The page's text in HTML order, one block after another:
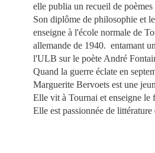
elle publia un recueil de
Son diplôme de philosophie et
enseigne à l'école normale de
allemande de 1940. entamant
l'ULB sur le poète André
Quand la guerre éclate en
Marguerite Bervoets est une
Elle vit à Tournai et enseigne le
Elle est passionnée de littérature